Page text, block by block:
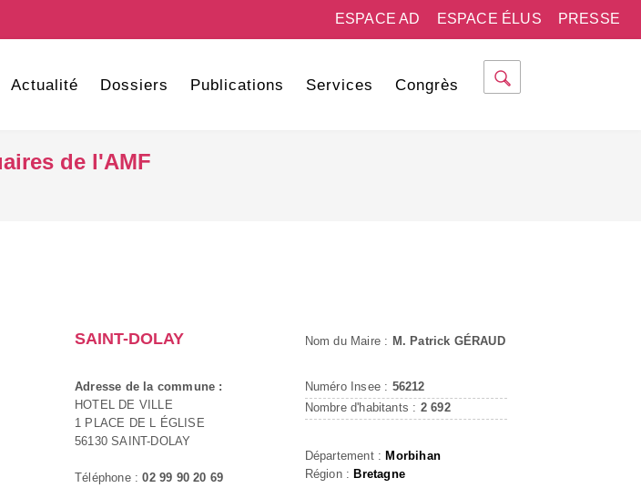
PRESSE
ESPACE ÉLUS
ESPACE AD
Actualité Dossiers Publications Services Congrès
de l'AMF
SAINT-DOLAY
Adresse de la commune :
HOTEL DE VILLE
1 PLACE DE L ÉGLISE
56130 SAINT-DOLAY
Téléphone :02 99 90 20 69
Nom du Maire : M. Patrick GÉRAUD
Numéro Insee : 56212
Nombre d'habitants : 2 692
Département : Morbihan
Région : Bretagne